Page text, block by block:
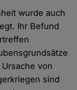
wurde auch
Ihr Befund
von
sind